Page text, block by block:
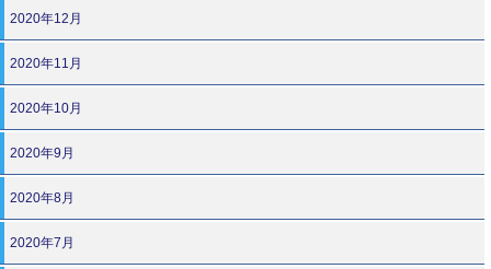
2020年12月
2020年11月
2020年10月
2020年9月
2020年8月
2020年7月